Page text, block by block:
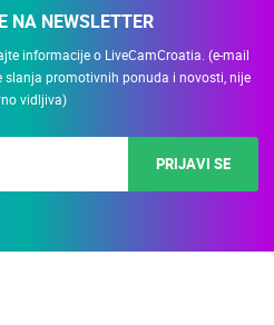
NA NEWSLETTER
informacije o LiveCamCroatia. (e-mail
slanja promotivnih ponuda i novosti, nije
vidljiva)
PRIJAVI SE